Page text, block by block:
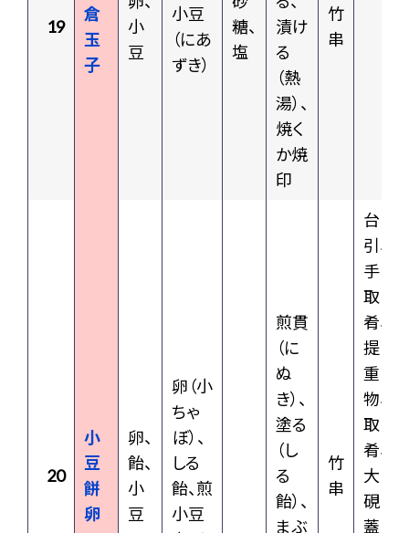
19
倉
玉
子
小
豆
小豆
（にあ
ずき）
糖、
塩
漬け
る
（熱
湯）、
焼く
か焼
印
竹
串
20
小
豆
餅
卵
卵、
飴、
小
豆
卵（小
ちゃ
ぼ）、
しる
飴、煎
小豆
煎貫
（に
ぬ
き）、
塗る
（し
る
飴）、
まぶ
竹
串
台
引、
手
取
肴、
提
重
物、
取
肴、
大
硯
蓋